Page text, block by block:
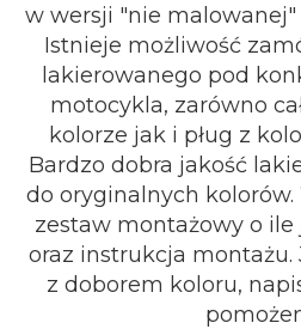
w wersji "nie
Istnieje możliwość
lakierowanego pod
motocykla, zarówno
kolorze jak i pług z
Bardzo dobra jakość
do oryginalnych kolorów.
zestaw montażowy o
oraz instrukcja montażu.
z doborem koloru,